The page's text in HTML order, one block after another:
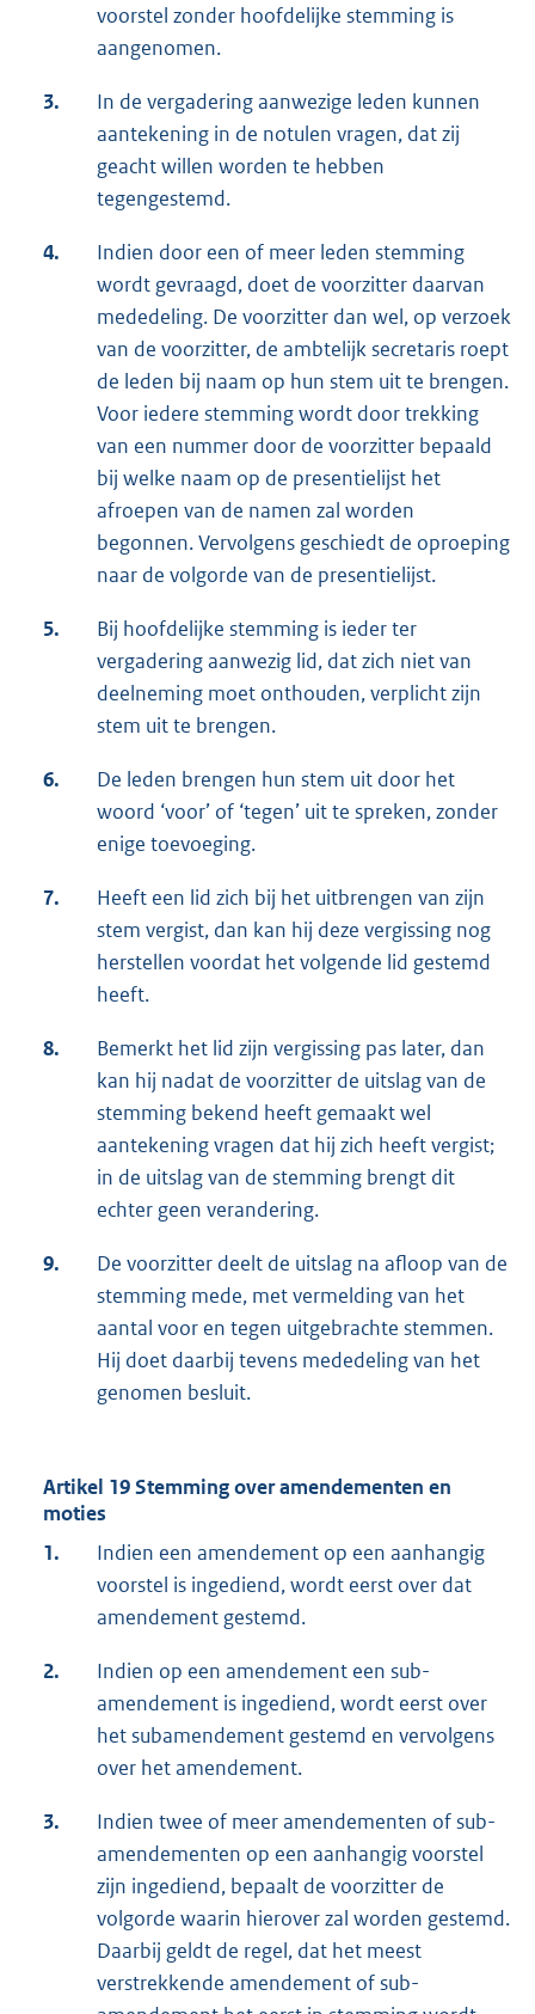
voorstel zonder hoofdelijke stemming is
aangenomen.
3.
In de vergadering aanwezige leden kunnen
aantekening in de notulen vragen, dat zij
geacht willen worden te hebben
tegengestemd.
4.
Indien door een of meer leden stemming
wordt gevraagd, doet de voorzitter daarvan
mededeling. De voorzitter dan wel, op verzoek
van de voorzitter, de ambtelijk secretaris roept
de leden bij naam op hun stem uit te brengen.
Voor iedere stemming wordt door trekking
van een nummer door de voorzitter bepaald
bij welke naam op de presentielijst het
afroepen van de namen zal worden
begonnen. Vervolgens geschiedt de oproeping
naar de volgorde van de presentielijst.
5.
Bij hoofdelijke stemming is ieder ter
vergadering aanwezig lid, dat zich niet van
deelneming moet onthouden, verplicht zijn
stem uit te brengen.
6.
De leden brengen hun stem uit door het
woord ‘voor’ of ‘tegen’ uit te spreken, zonder
enige toevoeging.
7.
Heeft een lid zich bij het uitbrengen van zijn
stem vergist, dan kan hij deze vergissing nog
herstellen voordat het volgende lid gestemd
heeft.
8.
Bemerkt het lid zijn vergissing pas later, dan
kan hij nadat de voorzitter de uitslag van de
stemming bekend heeft gemaakt wel
aantekening vragen dat hij zich heeft vergist;
in de uitslag van de stemming brengt dit
echter geen verandering.
9.
De voorzitter deelt de uitslag na afloop van de
stemming mede, met vermelding van het
aantal voor en tegen uitgebrachte stemmen.
Hij doet daarbij tevens mededeling van het
genomen besluit.
Artikel 19 Stemming over amendementen en
moties
1.
Indien een amendement op een aanhangig
voorstel is ingediend, wordt eerst over dat
amendement gestemd.
2.
Indien op een amendement een sub-
amendement is ingediend, wordt eerst over
het subamendement gestemd en vervolgens
over het amendement.
3.
Indien twee of meer amendementen of sub-
amendementen op een aanhangig voorstel
zijn ingediend, bepaalt de voorzitter de
volgorde waarin hierover zal worden gestemd.
Daarbij geldt de regel, dat het meest
verstrekkende amendement of sub-